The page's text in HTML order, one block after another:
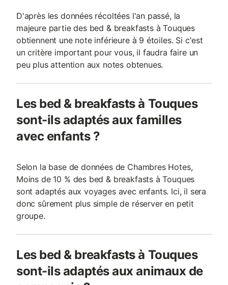
D'après les données récoltées l'an passé, la
majeure partie des bed & breakfasts à Touques
obtiennent une note inférieure à 9 étoiles. Si c'est
un critère important pour vous, il faudra faire un
peu plus attention aux notes obtenues.
Les bed & breakfasts à Touques
sont-ils adaptés aux familles
avec enfants ?
Selon la base de données de Chambres Hotes,
Moins de 10 % des bed & breakfasts à Touques
sont adaptés aux voyages avec enfants. Ici, il sera
donc sûrement plus simple de réserver en petit
groupe.
Les bed & breakfasts à Touques
sont-ils adaptés aux animaux de